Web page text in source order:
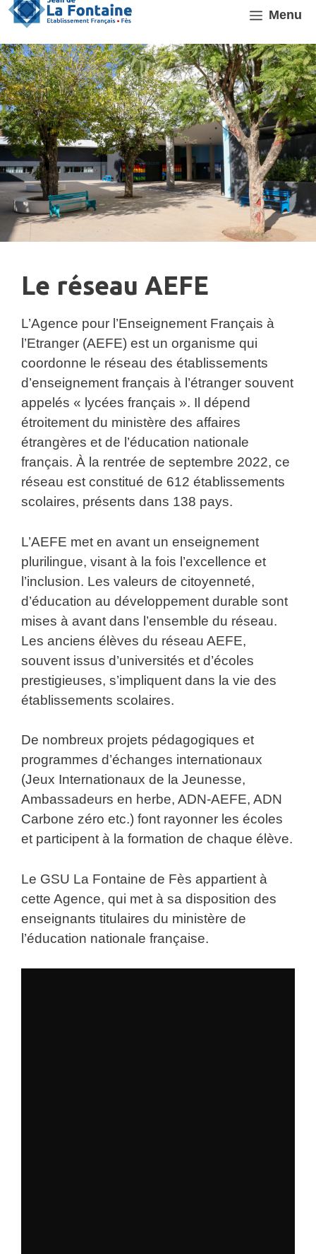
Aller
contenu
Menu
Le réseau AEFE
L’Agence pour l’Enseignement Français à
l’Etranger (AEFE) est un organisme qui
coordonne le réseau des établissements
d’enseignement français à l’étranger souvent
appelés « lycées français ». Il dépend
étroitement du ministère des affaires
étrangères et de l’éducation nationale
français. À la rentrée de septembre 2022, ce
réseau est constitué de 612 établissements
scolaires, présents dans 138 pays.
L’AEFE met en avant un enseignement
plurilingue, visant à la fois l’excellence et
l’inclusion. Les valeurs de citoyenneté,
d’éducation au développement durable sont
mises à avant dans l’ensemble du réseau.
Les anciens élèves du réseau AEFE,
souvent issus d’universités et d’écoles
prestigieuses, s’impliquent dans la vie des
établissements scolaires.
De nombreux projets pédagogiques et
programmes d’échanges internationaux
(Jeux Internationaux de la Jeunesse,
Ambassadeurs en herbe, ADN-AEFE, ADN
Carbone zéro etc.) font rayonner les écoles
et participent à la formation de chaque élève.
Le GSU La Fontaine de Fès appartient à
cette Agence, qui met à sa disposition des
enseignants titulaires du ministère de
l’éducation nationale française.